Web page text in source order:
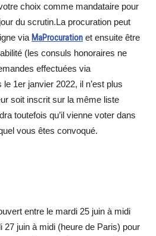
choix comme mandataire pour
du scrutin.La procuration peut
via MaProcuration et ensuite être
(les consuls honoraires ne
effectuées via
1er janvier 2022, il n’est plus
soit inscrit sur la même liste
toutefois qu’il vienne voter dans
vous êtes convoqué.
entre le mardi 25 juin à midi
27 juin à midi (heure de Paris) pour